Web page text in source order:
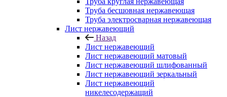
Труба бесшовная нержавеющая
Труба электросварная нержавеющая
Лист нержавеющий
Назад
Лист нержавеющий
Лист нержавеющий матовый
Лист нержавеющий шлифованный
Лист нержавеющий зеркальный
Лист нержавеющий
никелесодержащий